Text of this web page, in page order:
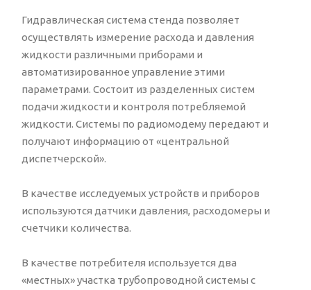
Гидравлическая система стенда позволяет
осуществлять измерение расхода и давления
жидкости различными приборами и
автоматизированное управление этими
параметрами. Состоит из разделенных систем
подачи жидкости и контроля потребляемой
жидкости. Системы по радиомодему передают и
получают информацию от «центральной
диспетчерской».
В качестве исследуемых устройств и приборов
используются датчики давления, расходомеры и
счетчики количества.
В качестве потребителя используется два
«местных» участка трубопроводной системы с